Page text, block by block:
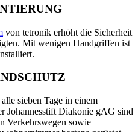
von tetronik erhöht die Sicherheit
Mit wenigen Handgriffen ist
sieben Tage in einem
Johannesstift Diakonie gAG sind
Verkehrswegen sowie